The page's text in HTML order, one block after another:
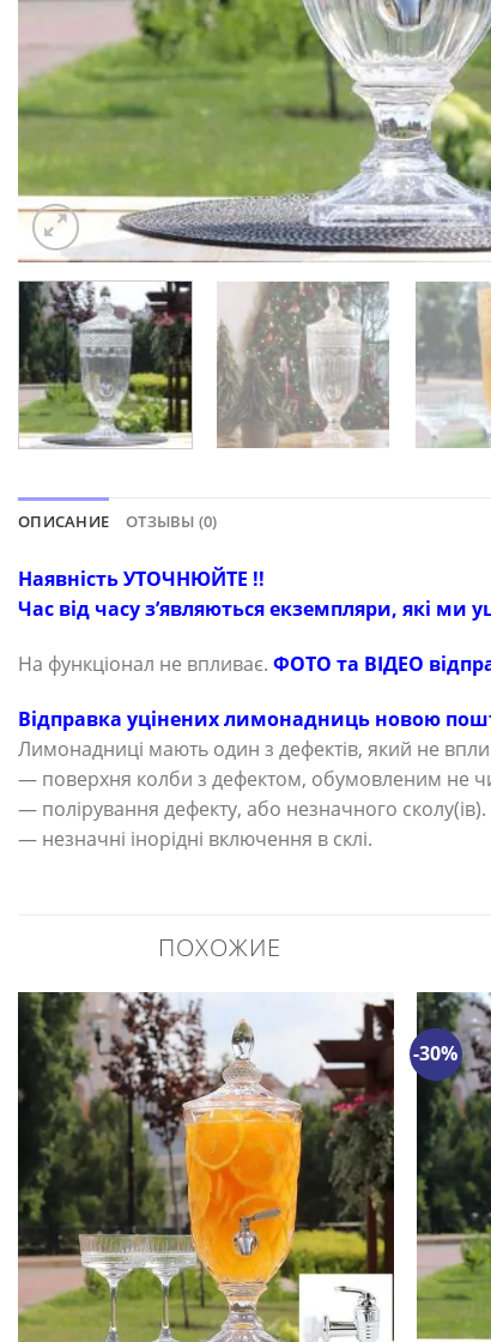
ОПИСАНИЕ ОТЗЫВЫ (0)
Наявність УТОЧНЮЙТЕ !!
Час від часу з’являються екземпляри, які ми
На функціонал не впливає. ФОТО та ВІДЕО
Відправка уцінених лимонадниць новою
Лимонадниці мають один з дефектів, який не
— поверхня колби з дефектом, обумовленим не
— полірування дефекту, або незначного сколу(ів).
— незначні інорідні включення в склі.
ПОХОЖИЕ
-30%